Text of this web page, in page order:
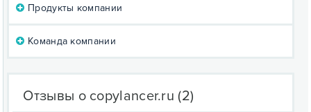
Продукты компании
Команда компании
Отзывы о copylancer.ru (2)